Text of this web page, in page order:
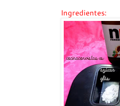
Ingredientes: